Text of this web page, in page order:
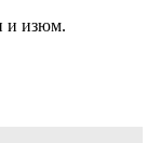
и изюм.